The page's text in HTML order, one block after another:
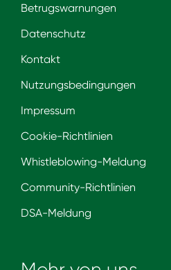
Betrugswarnungen
Datenschutz
Kontakt
Nutzungsbedingungen
Impressum
Cookie-Richtlinien
Whistleblowing-Meldung
Community-Richtlinien
DSA-Meldung